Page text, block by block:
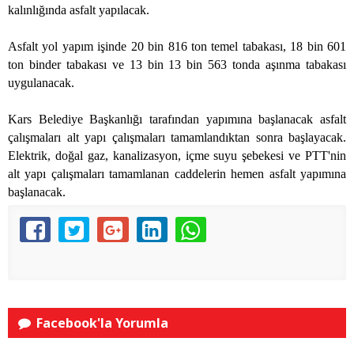
kalınlığında asfalt yapılacak.
Asfalt yol yapım işinde 20 bin 816 ton temel tabakası, 18 bin 601
ton binder tabakası ve 13 bin 13 bin 563 tonda aşınma tabakası
uygulanacak.
Kars Belediye Başkanlığı tarafından yapımına başlanacak asfalt
çalışmaları alt yapı çalışmaları tamamlandıktan sonra başlayacak.
Elektrik, doğal gaz, kanalizasyon, içme suyu şebekesi ve PTT'nin
alt yapı çalışmaları tamamlanan caddelerin hemen asfalt yapımına
başlanacak.
Facebook'la Yorumla